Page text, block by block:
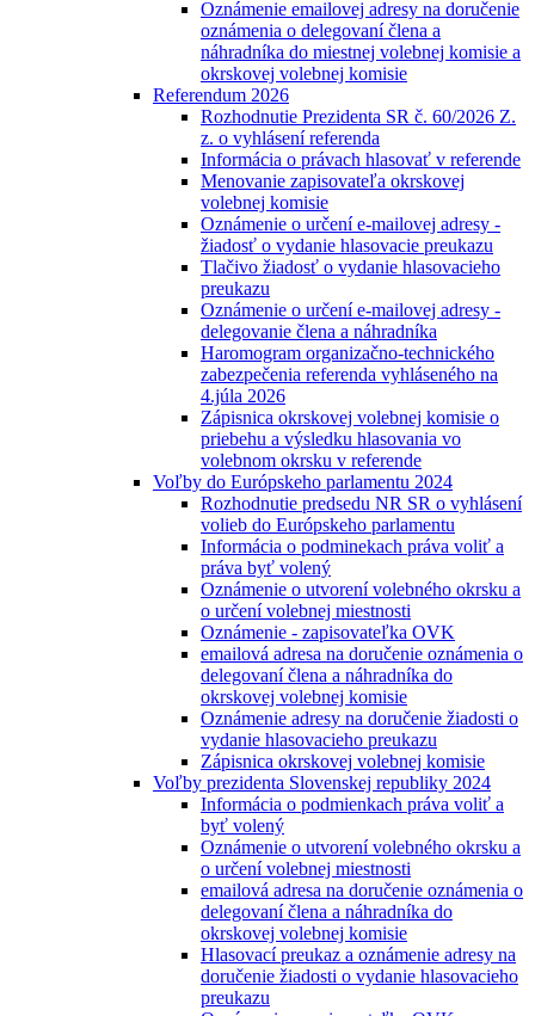
Oznámenie emailovej adresy na doručenie
oznámenia o delegovaní člena a
náhradníka do miestnej volebnej komisie a
okrskovej volebnej komisie
Referendum 2026
Rozhodnutie Prezidenta SR č. 60/2026 Z.
z. o vyhlásení referenda
Informácia o právach hlasovať v referende
Menovanie zapisovateľa okrskovej
volebnej komisie
Oznámenie o určení e-mailovej adresy -
žiadosť o vydanie hlasovacie preukazu
Tlačivo žiadosť o vydanie hlasovacieho
preukazu
Oznámenie o určení e-mailovej adresy -
delegovanie člena a náhradníka
Haromogram organizačno-technického
zabezpečenia referenda vyhláseného na
4.júla 2026
Zápisnica okrskovej volebnej komisie o
priebehu a výsledku hlasovania vo
volebnom okrsku v referende
Voľby do Európskeho parlamentu 2024
Rozhodnutie predsedu NR SR o vyhlásení
volieb do Európskeho parlamentu
Informácia o podminekach práva voliť a
práva byť volený
Oznámenie o utvorení volebného okrsku a
o určení volebnej miestnosti
Oznámenie - zapisovateľka OVK
emailová adresa na doručenie oznámenia o
delegovaní člena a náhradníka do
okrskovej volebnej komisie
Oznámenie adresy na doručenie žiadosti o
vydanie hlasovacieho preukazu
Zápisnica okrskovej volebnej komisie
Voľby prezidenta Slovenskej republiky 2024
Informácia o podmienkach práva voliť a
byť volený
Oznámenie o utvorení volebného okrsku a
o určení volebnej miestnosti
emailová adresa na doručenie oznámenia o
delegovaní člena a náhradníka do
okrskovej volebnej komisie
Hlasovací preukaz a oznámenie adresy na
doručenie žiadosti o vydanie hlasovacieho
preukazu